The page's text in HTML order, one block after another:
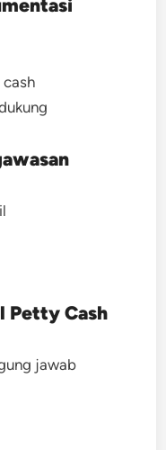
Petty Cash
jawab